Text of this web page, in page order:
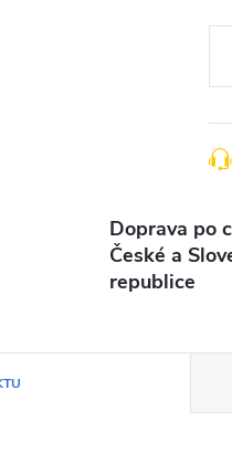
Doprava po
České a
republice